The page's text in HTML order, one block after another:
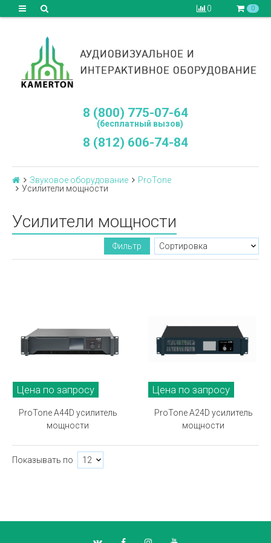
0 0
8 (800) 775-07-64
(бесплатный вызов)
8 (812) 606-74-84
Звуковое оборудование
ProTone
Усилители мощности
Усилители мощности
Фильтр
Цена по запросу
ProTone A44D усилитель
мощности
Цена по запросу
ProTone A24D усилитель
мощности
Показывать по